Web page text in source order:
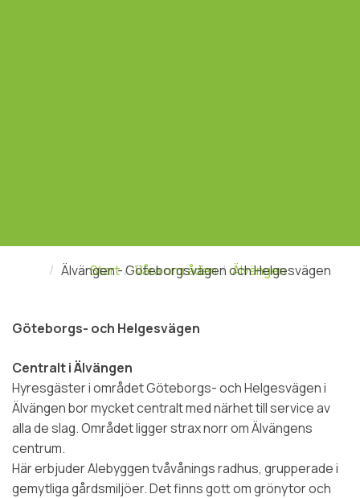
Start Våra områden Älvängen
Älvängen - Göteborgsvägen och Helgesvägen
Göteborgs- och Helgesvägen
Centralt i Älvängen
Hyresgäster i området Göteborgs- och Helgesvägen i
Älvängen bor mycket centralt med närhet till service av
alla de slag. Området ligger strax norr om Älvängens
centrum.
Här erbjuder Alebyggen tvåvånings radhus, grupperade i
gemytliga gårdsmiljöer. Det finns gott om grönytor och